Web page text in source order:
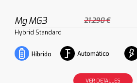
Mg MG3 21.290 €
Hybrid Standard
Híbrido Automático
VER DETALLES